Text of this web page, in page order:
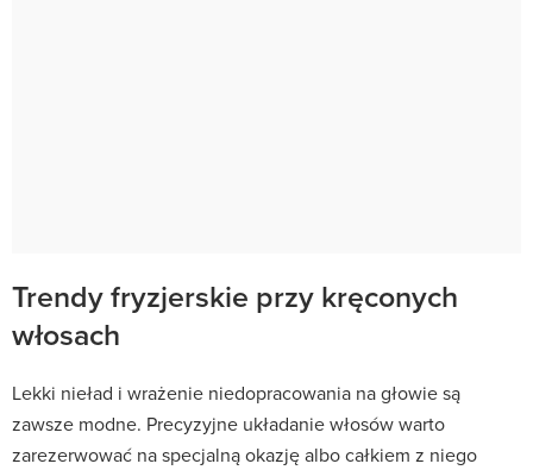
Trendy fryzjerskie przy kręconych
włosach
Lekki nieład i wrażenie niedopracowania na głowie są
zawsze modne. Precyzyjne układanie włosów warto
zarezerwować na specjalną okazję albo całkiem z niego